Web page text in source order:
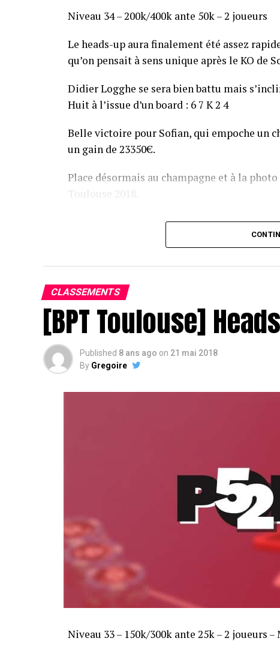
Niveau 34 – 200k/400k ante 50k – 2 joueurs
Le heads-up aura finalement été assez
qu’on pensait à sens unique après le KO de
Didier Logghe se sera bien battu mais
Huit à l’issue d’un board : 6 7 K 2 4
Belle victoire pour Sofian, qui empoche un
un gain de 23350€.
Place désormais au champagne et à la
Toulouse 2018.
Assis devant une tonne, Sofian remporte le trophée du BPT
Sofian Benaissa, vainqueur bien entouré !
CLASSEMENTS
[BPT Toulouse]
Published 8 ans ago on 21 mai 2018
By Gregoire
Niveau 33 – 150k/300k ante 25k – 2 joueurs –